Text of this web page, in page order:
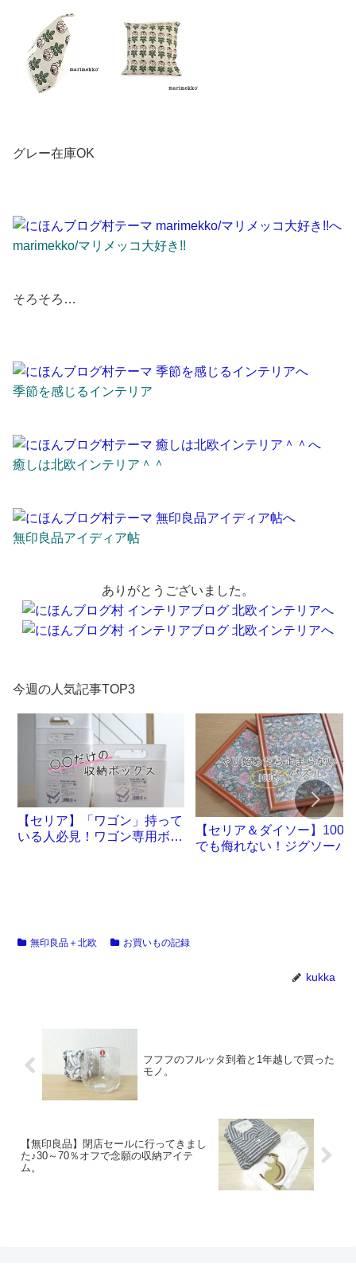
グレー在庫OK
marimekko/マリメッコ大好き!!
そろそろ…
季節を感じるインテリア
癒しは北欧インテリア＾＾
無印良品アイディア帖
ありがとうございました。
今週の人気記事TOP3
【セリア】「ワゴン」持って
いる人必見！ワゴン専用ボッ
【セリア＆ダイソー】100円
でも侮れない！ジグソーパ
無印良品＋北欧 お買いもの記録
kukka
フフフのフルッタ到着と1年越しで買った
モノ。
【無印良品】閉店セールに行ってきまし
た♪30～70％オフで念願の収納アイテ
ム。